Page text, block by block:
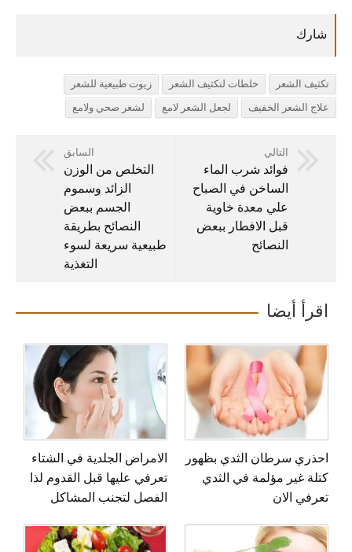
تكثيف الشعر خلطات لتكثيف الشعر
زيوت طبيعية للشعر
علاج الشعر الخفيف
لجعل الشعر لامع لشعر صحي ولامع
التالي
فوائد شرب الماء
الساخن في الصباح
علي معدة خاوية
قبل الافطار ببعض
النصائح
السابق
التخلص من الوزن
الزائد وسموم
الجسم ببعض
النصائح بطريقة
طبيعية سريعة لسوء
التغذية
اقرأ أيضا
احذري سرطان الثدي بظهور
كتلة غير مؤلمة في الثدي
تعرفي الان
الامراض الجلدية في الشتاء
تعرفي عليها قبل القدوم لذا
الفصل لتجنب المشاكل